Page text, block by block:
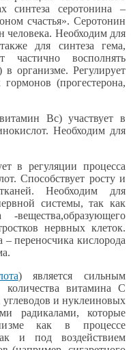
синтеза серотонина –
счастья». Серотонин
человека. Необходим для
для синтеза гема,
частично восполнять
организме. Регулирует
(прогестерона,
Вс) участвует в
Необходим для
в регуляции процесса
Способствует росту и
Необходим для
системы, так как
нервных клеток.
– переносчика кислорода
) является сильным
количества витамина С
и нуклеиновых
радикалами, которые
как в процессе
и под воздействием